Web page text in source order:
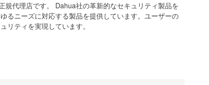
代理店です。 Dahua社の革新的なセキュリティ製品を
るニーズに対応する製品を提供しています。ユーザーの
リティを実現しています。